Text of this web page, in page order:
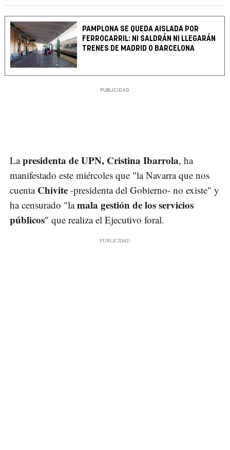
PAMPLONA SE QUEDA AISLADA POR
FERROCARRIL: NI SALDRÁN NI LLEGARÁN
TRENES DE MADRID O BARCELONA
Lapresidenta de UPN, Cristina Ibarrola, ha
manifestado este miércoles que "la Navarra que nos
cuenta Chivite -presidenta del Gobierno- no existe" y
ha censurado "lamala gestión de los servicios
públicos" que realiza el Ejecutivo foral.